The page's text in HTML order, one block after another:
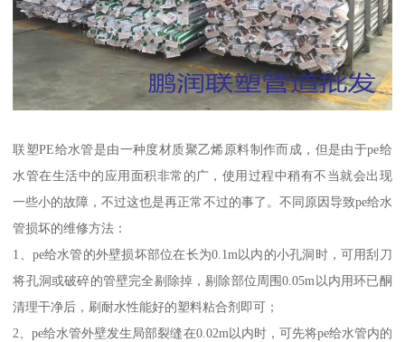
联塑PE给水管是由一种度材质聚乙烯原料制作而成，但是由于pe给
水管在生活中的应用面积非常的广，使用过程中稍有不当就会出现
一些小的故障，不过这也是再正常不过的事了。不同原因导致pe给水
管损坏的维修方法：
1、pe给水管的外壁损坏部位在长为0.1m以内的小孔洞时，可用刮刀
将孔洞或破碎的管壁完全剔除掉，剔除部位周围0.05m以内用环已酮
清理干净后，刷耐水性能好的塑料粘合剂即可；
2、pe给水管外壁发生局部裂缝在0.02m以内时，可先将pe给水管内的